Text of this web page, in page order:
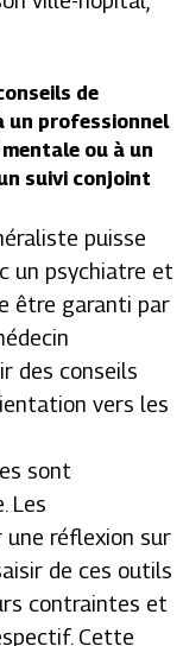
de
un professionnel
ou à un
suivi conjoint
puisse
un psychiatre et
être garanti par
des conseils
vers les
sont
Les
réflexion sur
de ces outils
contraintes et
Cette